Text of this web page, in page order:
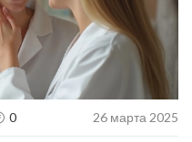
0 26 марта 2025